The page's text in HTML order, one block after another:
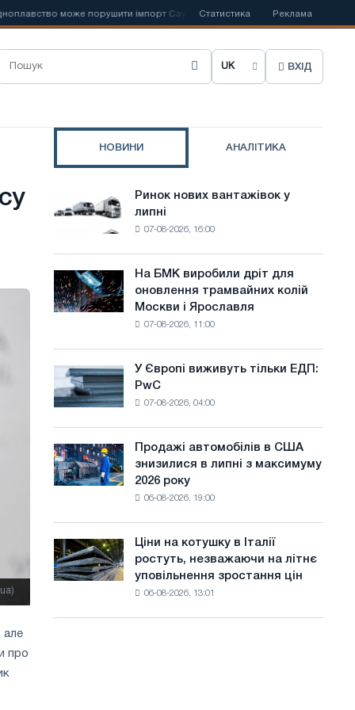
може порушити імпорт Саудівської сталі 📰Іспанська
Статистика Реклама
О
р
м
в
у
а
у
ВХІД
але
про
НОВИНИ АНАЛІТИКА
Ринок
нових
вантажівок
Ринок нових вантажівок у
липні
07-08-2026, 16:00
На
БМК
виробили
трамвайних
колій
і
Ярославля
На БМК виробили дріт для
оновлення трамвайних колій
Москви і Ярославля
07-08-2026, 11:00
Європі
виживуть
PwC
У Європі виживуть тільки ЕДП:
PwC
07-08-2026, 04:00
Продажі
автомобілів
в
липні
з
року
Продажі автомобілів в США
знизилися в липні з максимуму
2026 року
06-08-2026, 19:00
Ціни
на
котушку
Ціни на котушку в Італії
ростуть, незважаючи на літнє
уповільнення зростання цін
06-08-2026, 13:01